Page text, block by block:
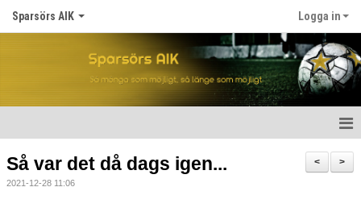
Sparsörs AIK Logga in
Hem
Nyheter
>
<
Så var det då dags igen...
2021-12-28 11:06